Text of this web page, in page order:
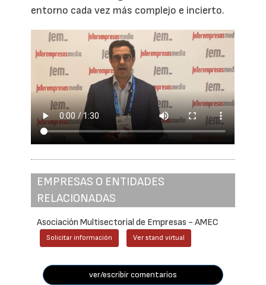
entorno cada vez más complejo e incierto.
EMPRESAS O ENTIDADES
RELACIONADAS
Asociación Multisectorial de Empresas - AMEC
Solicitar información Ver stand virtual
ver/escribir comentarios